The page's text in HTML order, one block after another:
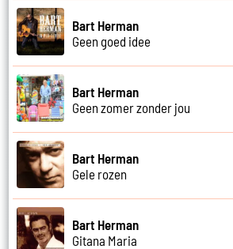
Bart Herman
Geen goed idee
Bart Herman
Geen zomer zonder jou
Bart Herman
Gele rozen
Bart Herman
Gitana Maria